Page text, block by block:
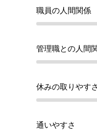
職員の人間関係
管理職との人間
休みの取りやすさ
通いやすさ